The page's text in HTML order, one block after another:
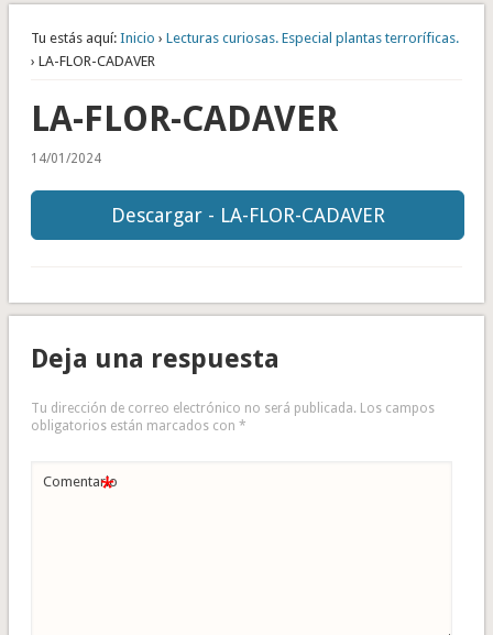
Tu estás aquí: Inicio › Lecturas curiosas. Especial plantas terroríficas.
› LA-FLOR-CADAVER
LA-FLOR-CADAVER
14/01/2024
Descargar - LA-FLOR-CADAVER
Deja una respuesta
Tu dirección de correo electrónico no será publicada. Los campos
obligatorios están marcados con *
Comentario
*